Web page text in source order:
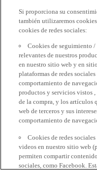
Si proporciona su
también utilizaremos
cookies de redes sociales:
Cookies de seguimiento
relevantes de nuestros
en nuestro sitio web y en
plataformas de redes
comportamiento de
productos y servicios vistos ,
de la compra, y los artículos
web de terceros y sus
comportamiento de
Cookies de redes
videos en nuestro sitio web
permiten compartir
sociales, como Facebook.